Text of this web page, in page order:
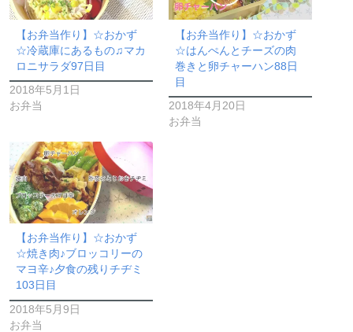
【お弁当作り】☆おかず
☆冷蔵庫にあるもの♫マカ
ロニサラダ97日目
2018年5月1日
お弁当
【お弁当作り】☆おかず
☆はんぺんとチーズの肉
巻きと卵チャーハン88日
目
2018年4月20日
お弁当
【お弁当作り】☆おかず
☆焼き肉♪ブロッコリーの
マヨ辛♪夕食の残りチヂミ
103日目
2018年5月9日
お弁当